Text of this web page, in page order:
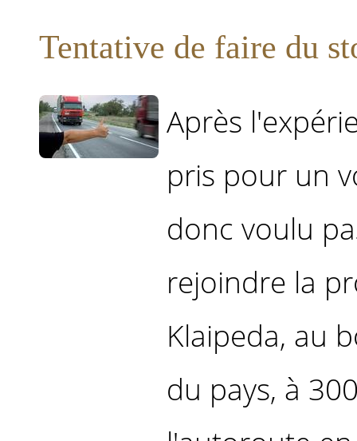
Tentative de faire du
Après
pris pour un
donc voulu
rejoindre la
Klaipeda, au
du pays, à